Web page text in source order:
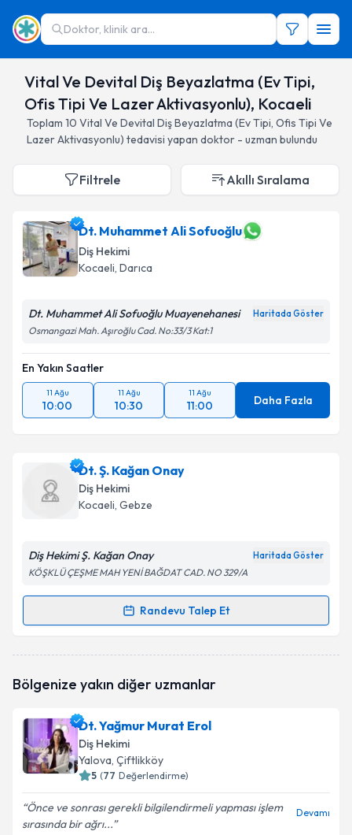
Doktor, klinik ara...
Vital Ve Devital Diş Beyazlatma (Ev Tipi,
Ofis Tipi Ve Lazer Aktivasyonlu), Kocaeli
Toplam 10 Vital Ve Devital Diş Beyazlatma (Ev Tipi, Ofis Tipi Ve
Lazer Aktivasyonlu) tedavisi yapan doktor - uzman bulundu
Filtrele Akıllı Sıralama
Dt. Muhammet Ali Sofuoğlu
Diş Hekimi
Kocaeli, Darıca
Dt. Muhammet Ali Sofuoğlu Muayenehanesi Haritada Göster
Osmangazi Mah. Aşıroğlu Cad. No:33/3 Kat:1
En Yakın Saatler
11 Ağu
10:00
11 Ağu
10:30
11 Ağu
11:00 Daha Fazla
Dt. Ş. Kağan Onay
Diş Hekimi
Kocaeli, Gebze
Diş Hekimi Ş. Kağan Onay Haritada Göster
KÖŞKLÜ ÇEŞME MAH YENİ BAĞDAT CAD. NO 329/A
Randevu Talep Et
Randevu Takvimi Talebi
oluşturun. Size bu uzmandan randevu almanız için bir
E-posta Adresiniz
Kişisel verilerimin işlenmesine ilişkinAydınlatma
Metni'ni okudum ve kişisel verilerimin belirtilen
Bölgenize yakın diğer uzmanlar
Dt. Yağmur Murat Erol
Diş Hekimi
Yalova, Çiftlikköy
5 (77 Değerlendirme)
Önce ve sonrası gerekli bilgilendirmeli yapması işlem
sırasında bir ağrı...
Devamı